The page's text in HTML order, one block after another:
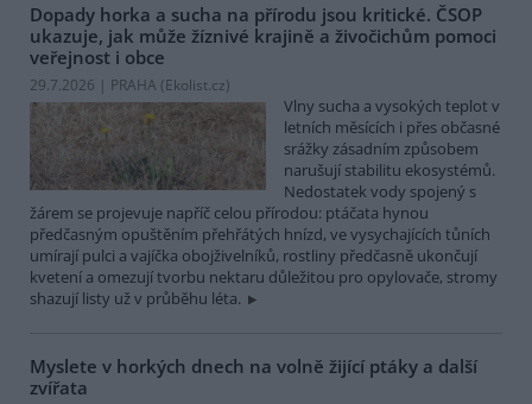
Dopady horka a sucha na přírodu jsou kritické. ČSOP
ukazuje, jak může žíznivé krajině a živočichům pomoci
veřejnost i obce
29.7.2026 | PRAHA (Ekolist.cz)
Vlny sucha a vysokých teplot v
letních měsících i přes občasné
srážky zásadním způsobem
narušují stabilitu ekosystémů.
Nedostatek vody spojený s
žárem se projevuje napříč celou přírodou: ptáčata hynou
předčasným opuštěním přehřátých hnízd, ve vysychajících tůních
umírají pulci a vajíčka obojživelníků, rostliny předčasně ukončují
kvetení a omezují tvorbu nektaru důležitou pro opylovače, stromy
shazují listy už v průběhu léta.
Myslete v horkých dnech na volně žijící ptáky a další
zvířata